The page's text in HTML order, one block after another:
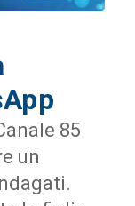
85
un